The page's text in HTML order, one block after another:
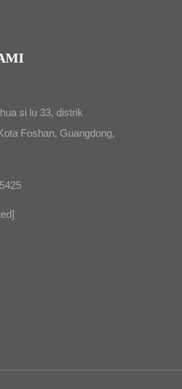
si lu 33, distrik
Foshan, Guangdong,